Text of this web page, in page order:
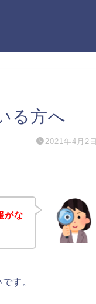
る方へ
2021年4月2日
がな
す。